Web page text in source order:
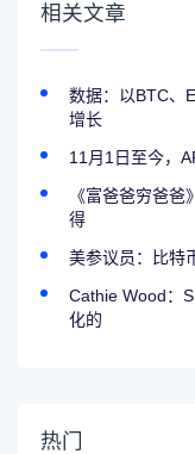
相关文章
数据：以BTC、
增长
11月1日至今，
《富爸爸穷爸
得
美参议员：比特
Cathie Wood：
化的
热门